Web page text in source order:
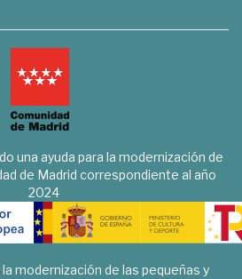
una ayuda para la modernización de
de Madrid correspondiente al año
2024
modernización de las pequeñas y